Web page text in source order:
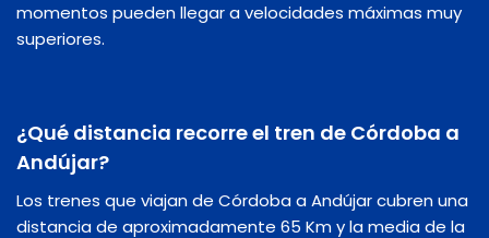
momentos pueden llegar a velocidades máximas muy
superiores.
¿Qué distancia recorre el tren de Córdoba a
Andújar?
Los trenes que viajan de Córdoba a Andújar cubren una
distancia de aproximadamente 65 Km y la media de la